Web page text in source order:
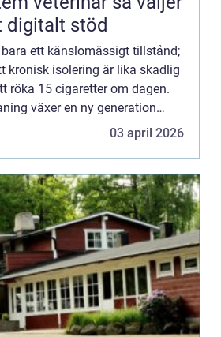
digitalt stöd
ett känslomässigt tillstånd;
kronisk isolering är lika skadlig
röka 15 cigaretter om dagen.
växer en ny generation
03 april 2026